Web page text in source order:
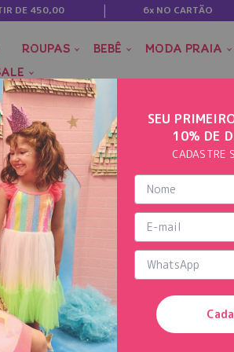
DE 450,00 6x NO CARTÃO
ROUPAS BEBÊ MODA PRAIA
SEU
10% DE
CADASTRE